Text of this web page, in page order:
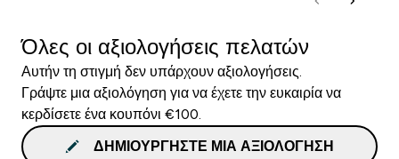
Όλες οι αξιολογήσεις πελατών
Αυτήν τη στιγμή δεν υπάρχουν αξιολογήσεις.
Γράψτε μια αξιολόγηση για να έχετε την ευκαιρία να
κερδίσετε ένα κουπόνι €100.
ΔΗΜΙΟΥΡΓΉΣΤΕ ΜΙΑ ΑΞΙΟΛΌΓΗΣΗ